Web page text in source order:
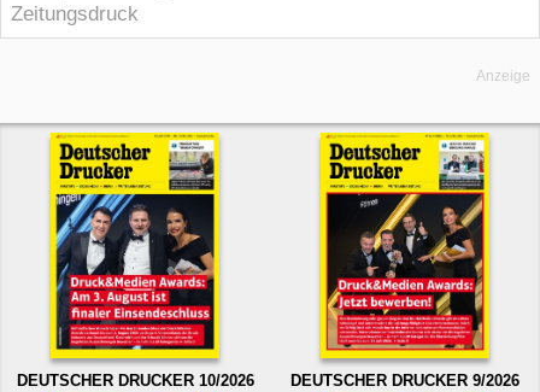
Zeitungsdruck
Anzeige
DEUTSCHER DRUCKER 10/2026 DEUTSCHER DRUCKER 9/2026